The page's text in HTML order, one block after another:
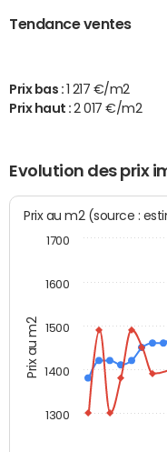
Tendance ventes
Prix bas :
1 217 €/m2
Prix haut :2 017 €/m2
Evolution des prix
Prix au m2
Prix au m2
1300
1400
1500
1600
1700